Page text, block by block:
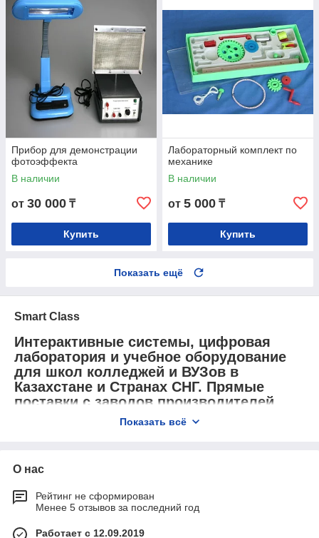
Прибор для демонстрации
фотоэффекта
В наличии
от 30 000 ₸
Купить
Лабораторный комплект по
механике
В наличии
от 5 000 ₸
Купить
Показать ещё
Smart Class
Интерактивные системы, цифровая
лаборатория и учебное оборудование
для школ колледжей и ВУЗов в
Казахстане и Странах СНГ. Прямые
поставки с заводов производителей.
Инновационные системы взаимодействия, цифровые
колледжей и вузов в Казахстане и странах СНГ. Мы
решений напрямую с заводов производителей, гарантируя
высокое качество и доступность оборудования.
Наши интерактивные системы обеспечивают увлекательный
Показать всё
О нас
Рейтинг не сформирован
Менее 5 отзывов за последний год
Работает с 12.09.2019